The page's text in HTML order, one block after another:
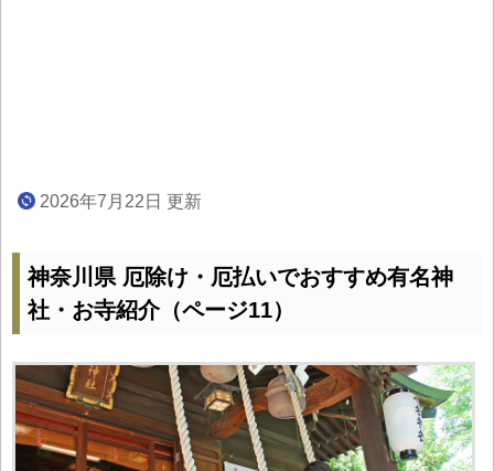
2026年7月22日 更新
神奈川県 厄除け・厄払いでおすすめ有名神
社・お寺紹介（ページ11）